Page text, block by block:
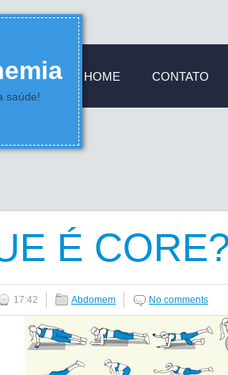
saúde!
HOME CONTATO
É CORE?
17:42 Abdomem No comments